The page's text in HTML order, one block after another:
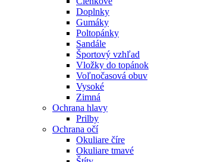
Doplnky
Gumáky
Poltopánky
Sandále
Športový vzhľad
Vložky do topánok
Voľnočasová obuv
Vysoké
Zimná
Ochrana hlavy
Prilby
Ochrana očí
Okuliare číre
Okuliare tmavé